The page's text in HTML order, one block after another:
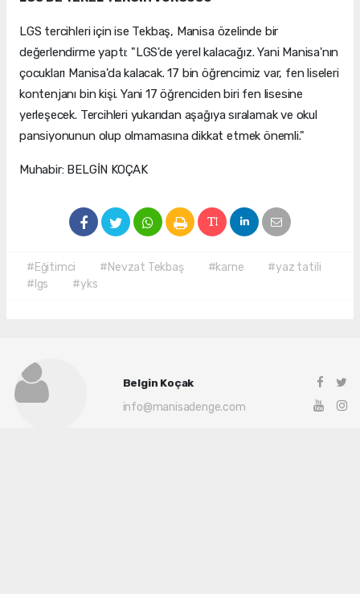
LGS tercihleri için ise Tekbaş, Manisa özelinde bir
değerlendirme yaptı: "LGS'de yerel kalacağız. Yani Manisa'nın
çocukları Manisa'da kalacak. 17 bin öğrencimiz var, fen liseleri
kontenjanı bin kişi. Yani 17 öğrenciden biri fen lisesine
yerleşecek. Tercihleri yukarıdan aşağıya sıralamak ve okul
pansiyonunun olup olmamasına dikkat etmek önemli."
Muhabir: BELGİN KOÇAK
#Eğitimci #Nevzat Tekbaş #karne
#yaz tatili
#lgs
#yks
Belgin Koçak
info@manisadenge.com